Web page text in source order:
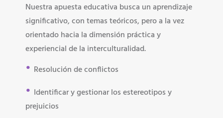
Nuestra apuesta educativa busca un aprendizaje
significativo, con temas teóricos, pero a la vez
orientado hacia la dimensión práctica y
experiencial de la interculturalidad.
• Resolución de conflictos
• Identificar y gestionar los estereotipos y
prejuicios